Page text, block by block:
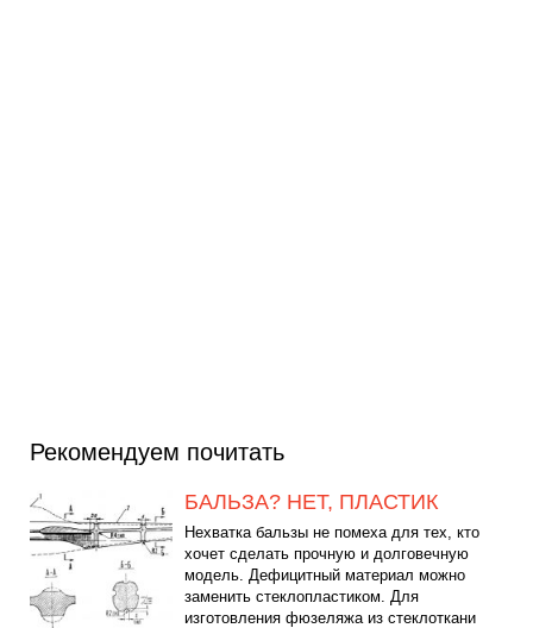
Рекомендуем почитать
БАЛЬЗА? НЕТ, ПЛАСТИК
Нехватка бальзы не помеха для тех, кто
хочет сделать прочную и долговечную
модель. Дефицитный материал можно
заменить стеклопластиком. Для
изготовления фюзеляжа из стеклоткани